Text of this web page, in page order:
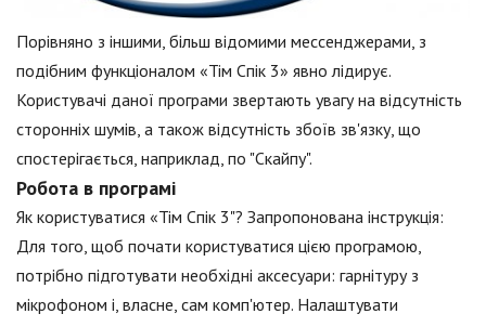
Порівняно з іншими, більш відомими мессенджерами, з
подібним функціоналом «Тім Спік 3» явно лідирує.
Користувачі даної програми звертають увагу на відсутність
сторонніх шумів, а також відсутність збоїв зв'язку, що
спостерігається, наприклад, по "Скайпу".
Робота в програмі
Як користуватися «Тім Спік 3"? Запропонована інструкція:
Для того, щоб почати користуватися цією програмою,
потрібно підготувати необхідні аксесуари: гарнітуру з
мікрофоном і, власне, сам комп'ютер. Налаштувати